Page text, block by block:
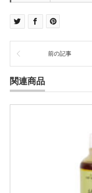
前の記事
関連商品